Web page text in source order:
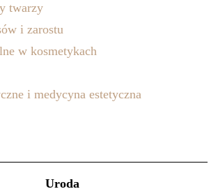
twarzy
i zarostu
w kosmetykach
i medycyna estetyczna
Uroda